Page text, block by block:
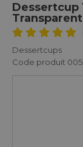
Dessertcup
Dessertcups
Code produit